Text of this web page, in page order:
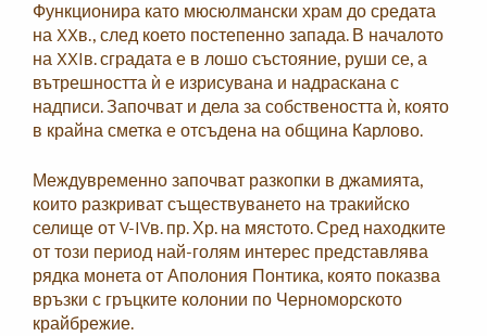
Функционира като мюсюлмански храм до средата
на XXв., след което постепенно запада. В началото
на XXIв. сградата е в лошо състояние, руши се, а
вътрешността ѝ е изрисувана и надраскана с
надписи. Започват и дела за собствеността ѝ, която
в крайна сметка е отсъдена на община Карлово.
Междувременно започват разкопки в джамията,
които разкриват съществуването на тракийско
селище от V-IVв. пр. Хр. на мястото. Сред находките
от този период най-голям интерес представлява
рядка монета от Аполония Понтика, която показва
връзки с гръцките колонии по Черноморското
крайбрежие.